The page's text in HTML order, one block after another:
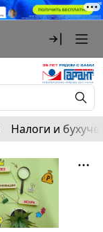
Налоги и